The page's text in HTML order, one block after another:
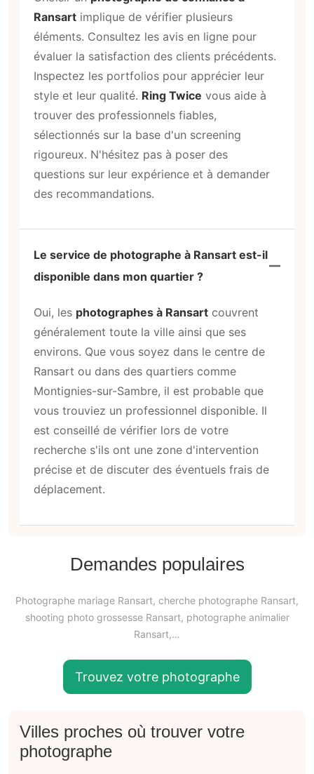
Ransart implique de vérifier plusieurs
éléments. Consultez les avis en ligne pour
évaluer la satisfaction des clients précédents.
Inspectez les portfolios pour apprécier leur
style et leur qualité. Ring Twice vous aide à
trouver des professionnels fiables,
sélectionnés sur la base d'un screening
rigoureux. N'hésitez pas à poser des
questions sur leur expérience et à demander
des recommandations.
Le service de photographe à Ransart est-il
disponible dans mon quartier ?
Oui, les photographes à Ransart couvrent
généralement toute la ville ainsi que ses
environs. Que vous soyez dans le centre de
Ransart ou dans des quartiers comme
Montignies-sur-Sambre, il est probable que
vous trouviez un professionnel disponible. Il
est conseillé de vérifier lors de votre
recherche s'ils ont une zone d'intervention
précise et de discuter des éventuels frais de
déplacement.
Demandes populaires
Photographe mariage Ransart, cherche photographe Ransart,
shooting photo grossesse Ransart, photographe animalier
Ransart,…
Trouvez votre photographe
Villes proches où trouver votre
photographe